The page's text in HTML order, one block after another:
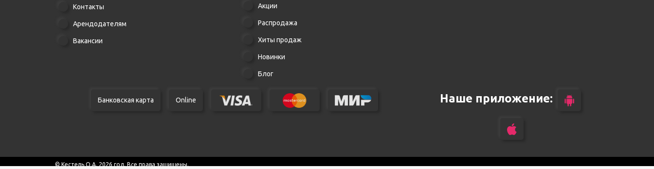
Контакты
Арендодателям
Вакансии
Акции
Распродажа
Хиты продаж
Новинки
Блог
Банковская карта Online Наше приложение:
© Кестель О.А. 2026 год. Все права защищены.